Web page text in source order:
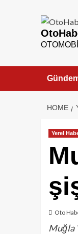
HOME
Yerel
Oto
Muğla